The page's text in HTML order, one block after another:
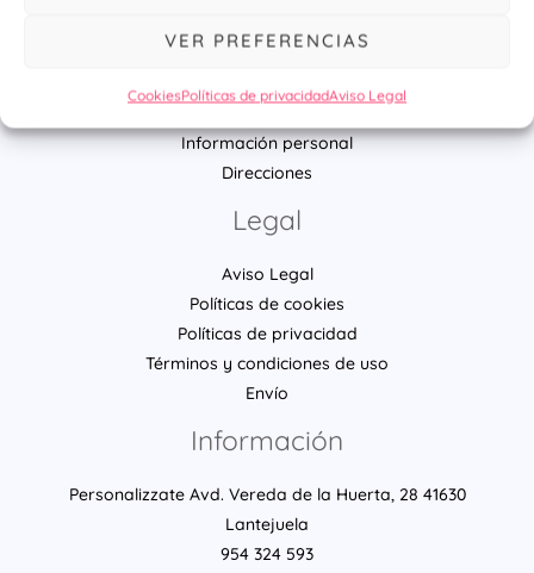
VER PREFERENCIAS
CookiesPolíticas de privacidadAviso Legal
Su cuenta
Información personal
Direcciones
Legal
Aviso Legal
Políticas de cookies
Políticas de privacidad
Términos y condiciones de uso
Envío
Información
Personalizzate Avd. Vereda de la Huerta, 28 41630
Lantejuela
954 324 593